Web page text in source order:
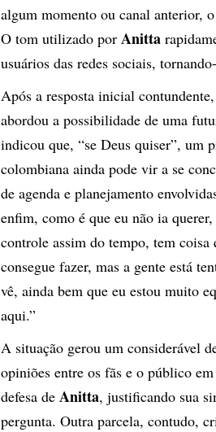
algum momento ou canal anterior,
O tom utilizado por Anitta
usuários das redes sociais,
Após a resposta inicial contundente,
abordou a possibilidade de uma
indicou que, “se Deus quiser”, um
colombiana ainda pode vir a se
de agenda e planejamento
enfim, como é que eu não ia
controle assim do tempo, tem
consegue fazer, mas a gente está
vê, ainda bem que eu estou muito
aqui.”
A situação gerou um considerável
opiniões entre os fãs e o público
defesa de Anitta, justificando sua
pergunta. Outra parcela, contudo,